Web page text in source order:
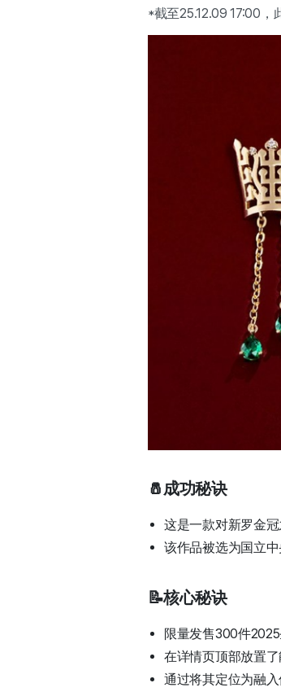
*截至25.12.09 17:00，
🧂成功秘诀
这是一款对新罗金冠
该作品被选为国立
📝核心秘诀
限量发售300件2025
在详情页顶部放置
通过将其定位为融